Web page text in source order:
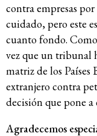
contra empresas
cuidado, pero este
cuanto fondo.
vez que un tribunal
matriz de los Países
extranjero contra
decisión que pone a
Agradecemos